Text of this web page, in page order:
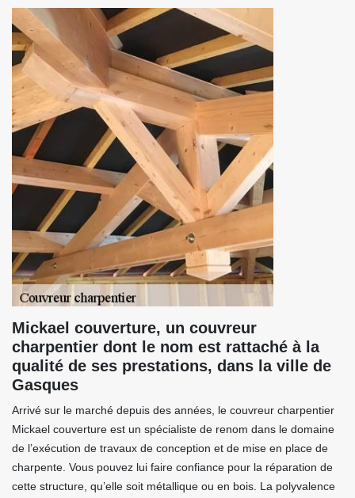
Mickael couverture, un couvreur
charpentier dont le nom est rattaché à la
qualité de ses prestations, dans la ville de
Gasques
Arrivé sur le marché depuis des années, le couvreur charpentier
Mickael couverture est un spécialiste de renom dans le domaine
de l’exécution de travaux de conception et de mise en place de
charpente. Vous pouvez lui faire confiance pour la réparation de
cette structure, qu’elle soit métallique ou en bois. La polyvalence